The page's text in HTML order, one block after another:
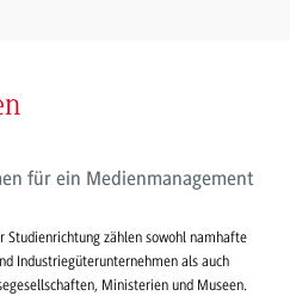
für ein Medienmanagement
Studienrichtung zählen sowohl namhafte
Industriegüterunternehmen als auch
Ministerien und Museen.